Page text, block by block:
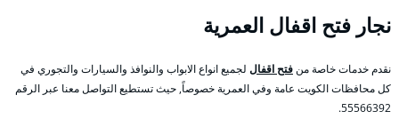
نجار فتح اقفال العمرية
نقدم خدمات خاصة منفتح اقفال لجميع انواع الابواب والنوافذ والسيارات والتجوري في
كل محافظات الكويت عامة وفي العمرية خصوصاً, حيث تستطيع التواصل معنا عبر الرقم
55566392.